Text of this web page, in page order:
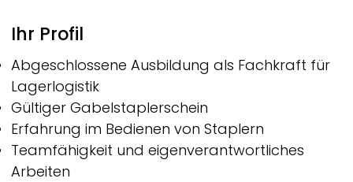
Ihr Profil
Abgeschlossene Ausbildung als Fachkraft für
Lagerlogistik
Gültiger Gabelstaplerschein
Erfahrung im Bedienen von Staplern
Teamfähigkeit und eigenverantwortliches
Arbeiten